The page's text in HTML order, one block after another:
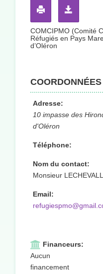
COMCIPMO (Comité
Réfugiés en Pays
d’Oléron
COORDONNÉES
Adresse:
10 impasse des
d'Oléron
Téléphone:
Nom du contact:
Monsieur
Email:
Financeurs:
Aucun
financement